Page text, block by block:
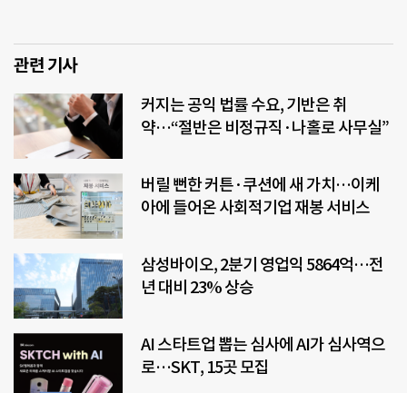
관련 기사
커지는 공익 법률 수요, 기반은 취
약…“절반은 비정규직·나홀로 사무실”
버릴 뻔한 커튼·쿠션에 새 가치…이케
아에 들어온 사회적기업 재봉 서비스
삼성바이오, 2분기 영업익 5864억…전
년 대비 23% 상승
AI 스타트업 뽑는 심사에 AI가 심사역으
로…SKT, 15곳 모집